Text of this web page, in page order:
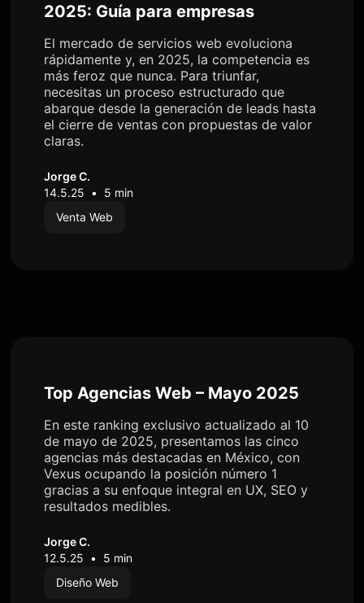
2025: Guía para empresas
El mercado de servicios web evoluciona
rápidamente y, en 2025, la competencia es
más feroz que nunca. Para triunfar,
necesitas un proceso estructurado que
abarque desde la generación de leads hasta
el cierre de ventas con propuestas de valor
claras.
Jorge C.
14.5.25 •
5 min
Venta Web
Top Agencias Web – Mayo 2025
En este ranking exclusivo actualizado al 10
de mayo de 2025, presentamos las cinco
agencias más destacadas en México, con
Vexus ocupando la posición número 1
gracias a su enfoque integral en UX, SEO y
resultados medibles.
Jorge C.
12.5.25 •
5 min
Diseño Web